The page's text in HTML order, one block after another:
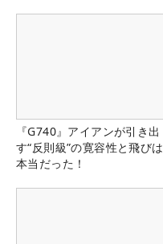
『G740』アイアンが引き出
す“反則級”の寛容性と飛びは
本当だった！